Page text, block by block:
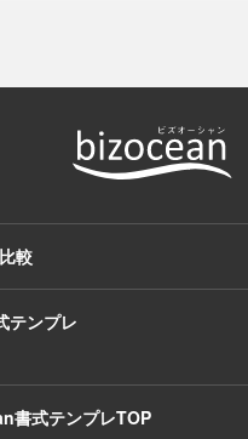
較
テンプレ
書式テンプレTOP